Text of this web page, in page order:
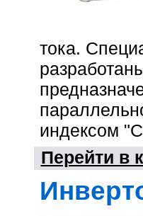
тока.
индексом
Перейти в